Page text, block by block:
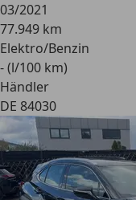
03/2021
77.949 km
Elektro/Benzin
- (l/100 km)
Händler
DE 84030